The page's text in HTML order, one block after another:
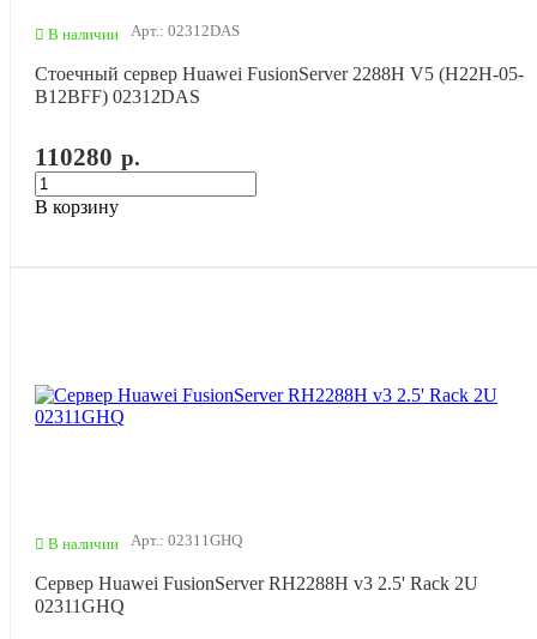
В наличии Арт.: 02312DAS
Стоечный сервер Huawei FusionServer 2288H V5 (H22H-05-
B12BFF) 02312DAS
110280 р.
В корзину
В наличии Арт.: 02311GHQ
Сервер Huawei FusionServer RH2288H v3 2.5' Rack 2U
02311GHQ